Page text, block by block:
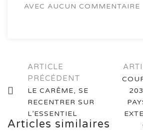
AVEC AUCUN COMMENTAIRE
Navigation
des
articles
ARTICLE
PRÉCÉDENT
LE CARÊME, SE
RECENTRER SUR
L’ESSENTIEL
Articles similaires